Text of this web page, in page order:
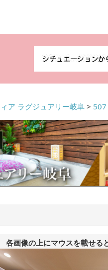
ア ラグジュアリー岐阜 > 507
各画像の上にマウスを載せる